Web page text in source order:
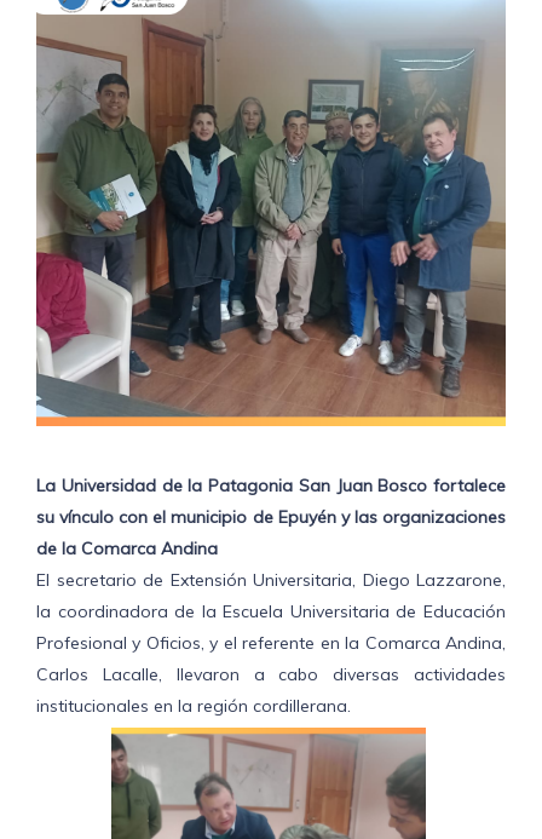
La Universidad de la Patagonia San Juan Bosco fortalece
su vínculo con el municipio de Epuyén y las organizaciones
de la Comarca Andina
El secretario de Extensión Universitaria, Diego Lazzarone,
la coordinadora de la Escuela Universitaria de Educación
Profesional y Oficios, y el referente en la Comarca Andina,
Carlos Lacalle, llevaron a cabo diversas actividades
institucionales en la región cordillerana.